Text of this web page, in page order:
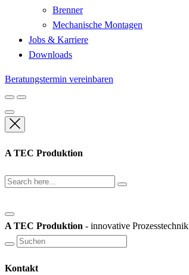
Brenner
Mechanische Montagen
Jobs & Karriere
Downloads
Beratungstermin vereinbaren
A TEC Produktion
A TEC Produktion - innovative Prozesstechnik
Kontakt